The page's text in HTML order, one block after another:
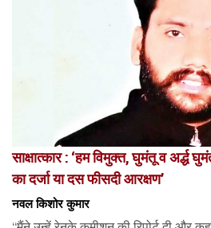
साक्षात्कार : ‘हम विमुक्त, घुमंतू व अर्द्ध
का दर्जा या दस फीसदी आरक्षण’
नवल किशोर कुमार